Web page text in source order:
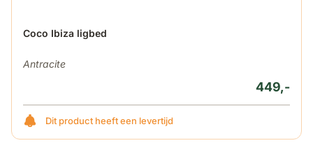
Coco Ibiza ligbed
Antracite
449,-
Dit product heeft een levertijd